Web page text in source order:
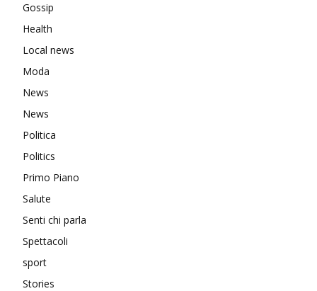
Gossip
Health
Local news
Moda
News
News
Politica
Politics
Primo Piano
Salute
Senti chi parla
Spettacoli
sport
Stories